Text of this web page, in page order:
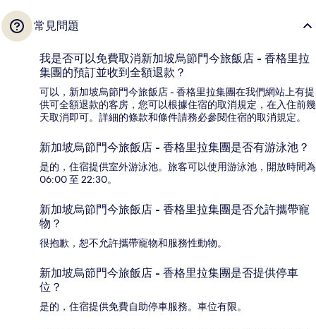
常見問題
我是否可以免費取消新加坡烏節門今旅飯店 - 香格里拉
集團的預訂並收到全額退款？
可以，新加坡烏節門今旅飯店 - 香格里拉集團在我們網站上有提
供可全額退款的客房，您可以根據住宿的取消規定，在入住前幾
天取消即可。詳細的條款和條件請務必參閱住宿的取消規定。
新加坡烏節門今旅飯店 - 香格里拉集團是否有游泳池？
是的，住宿提供室外游泳池。旅客可以使用游泳池，開放時間為
06:00 至 22:30。
新加坡烏節門今旅飯店 - 香格里拉集團是否允許攜帶寵
物？
很抱歉，恕不允許攜帶寵物和服務性動物。
新加坡烏節門今旅飯店 - 香格里拉集團是否提供停車
位？
是的，住宿提供免費自助停車服務。車位有限。